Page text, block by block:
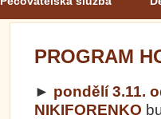
PROGRAM
► pondělí 3.11.
NIKIFORENKO